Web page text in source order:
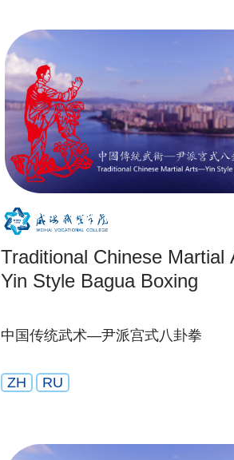
Traditional Chinese
Yin Style Bagua Boxing
中国传统武术—尹派宫式八卦拳
ZH RU